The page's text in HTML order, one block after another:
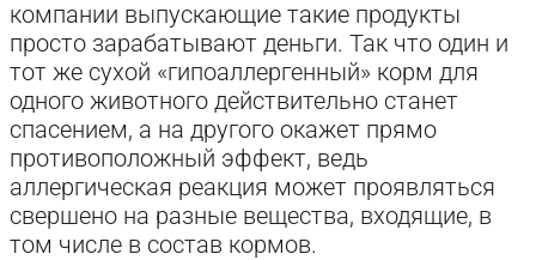
компании выпускающие такие продукты
просто зарабатывают деньги. Так что один и
тот же сухой «гипоаллергенный» корм для
одного животного действительно станет
спасением, а на другого окажет прямо
противоположный эффект, ведь
аллергическая реакция может проявляться
свершено на разные вещества, входящие, в
том числе в состав кормов.